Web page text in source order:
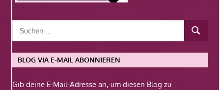
BLOG VIA E-MAIL ABONNIEREN
Gib deine E-Mail-Adresse an, um diesen Blog zu